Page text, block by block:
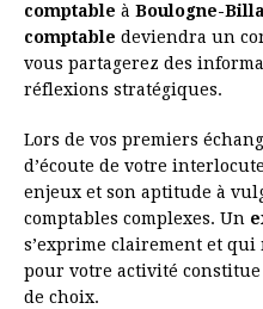
comptable à Boulogne-
comptable deviendra un
vous partagerez des
réflexions stratégiques.
Lors de vos premiers
d’écoute de votre
enjeux et son aptitude à
comptables complexes. Un
s’exprime clairement et
pour votre activité
de choix.